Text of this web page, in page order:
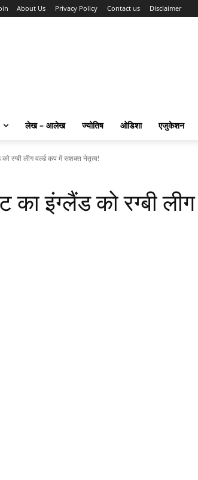
About Us Privacy Policy Contact us Disclaimer
लेख – आलेख ज्योतिष ओडिशा एजुकेशन
रग्बी लीग वर्ल्ड कप में सशक्त नेतृत्व!
का इंग्लैंड को रग्बी